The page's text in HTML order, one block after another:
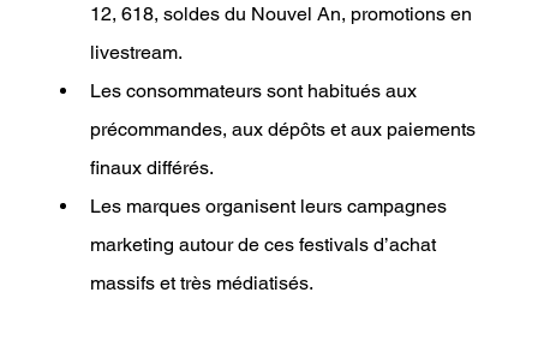
12, 618, soldes du Nouvel An, promotions en
livestream.
Les consommateurs sont habitués aux
précommandes, aux dépôts et aux paiements
finaux différés.
Les marques organisent leurs campagnes
marketing autour de ces festivals d’achat
massifs et très médiatisés.